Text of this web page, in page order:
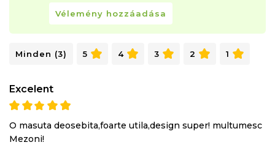
Vélemény hozzáadása
Minden (3) 5 4 3 2 1
Excelent
O masuta deosebita,foarte utila,design super! multumesc
Mezoni!